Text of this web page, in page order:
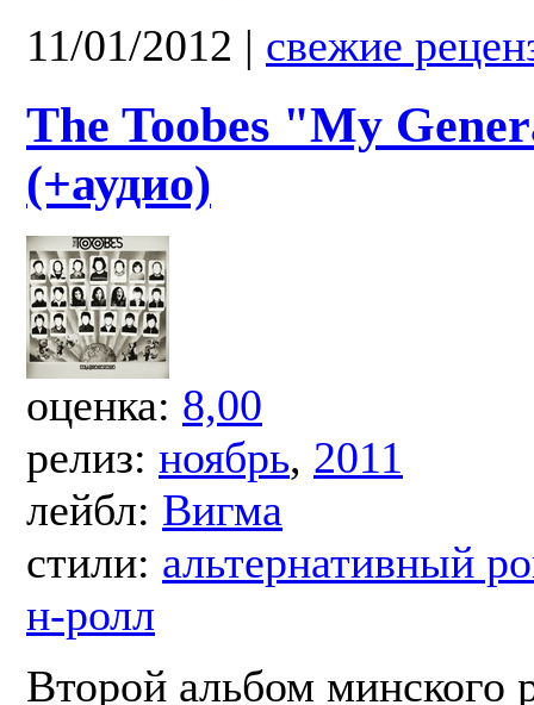
11/01/2012 | свежие
The Toobes "My
(+аудио)
оценка: 8,00
релиз: ноябрь, 2011
лейбл: Вигма
стили: альтернативный
н-ролл
Второй альбом минского